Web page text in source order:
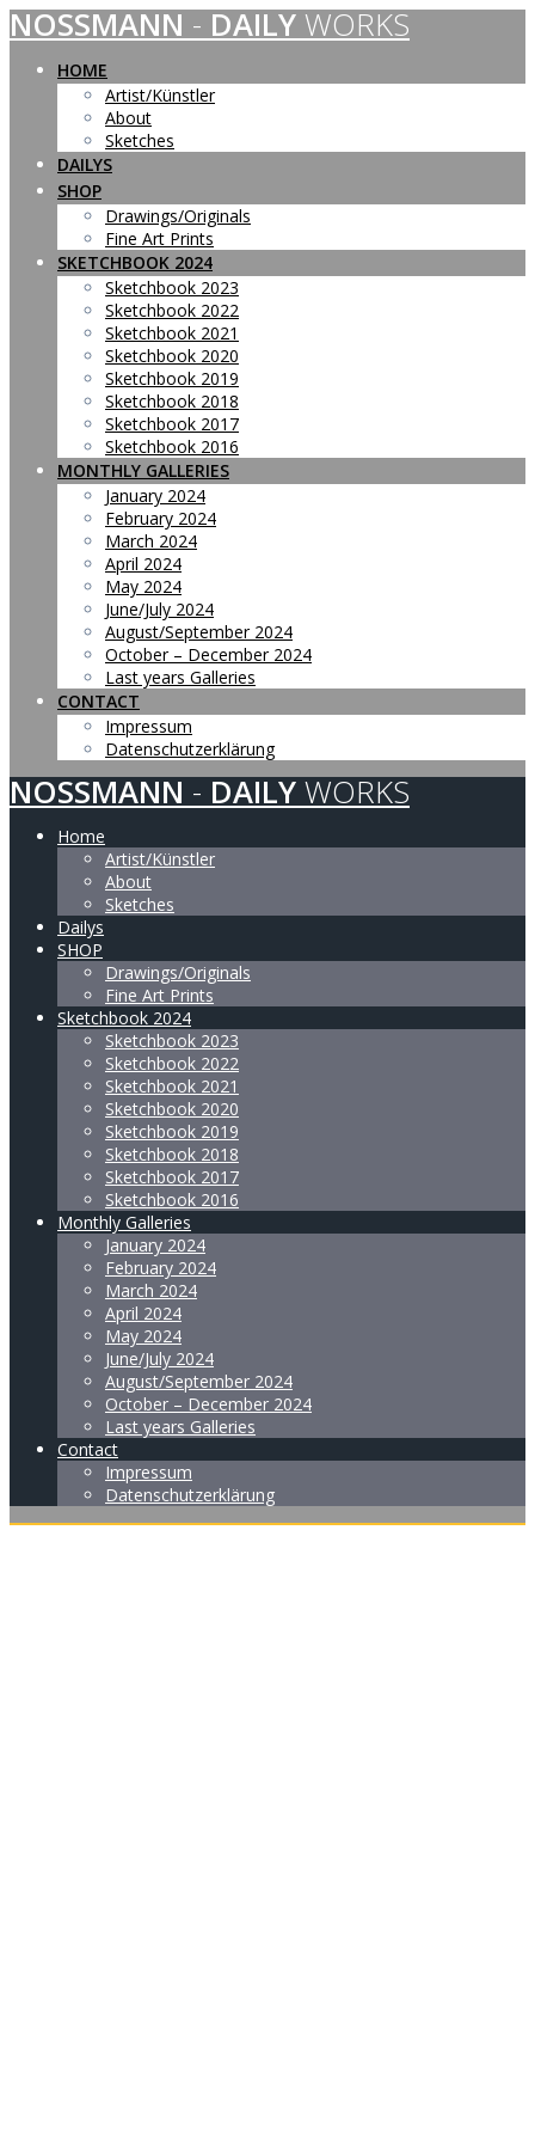
Skip
to
content
NOSSMANN - DAILY WORKS
HOME
Artist/Künstler
About
Sketches
DAILYS
SHOP
Drawings/Originals
Fine Art Prints
SKETCHBOOK 2024
Sketchbook 2023
Sketchbook 2022
Sketchbook 2021
Sketchbook 2020
Sketchbook 2019
Sketchbook 2018
Sketchbook 2017
Sketchbook 2016
MONTHLY GALLERIES
January 2024
February 2024
March 2024
April 2024
May 2024
June/July 2024
August/September 2024
October – December 2024
Last years Galleries
CONTACT
Impressum
Datenschutzerklärung
NOSSMANN - DAILY WORKS
Home
Artist/Künstler
About
Sketches
Dailys
SHOP
Drawings/Originals
Fine Art Prints
Sketchbook 2024
Sketchbook 2023
Sketchbook 2022
Sketchbook 2021
Sketchbook 2020
Sketchbook 2019
Sketchbook 2018
Sketchbook 2017
Sketchbook 2016
Monthly Galleries
January 2024
February 2024
March 2024
April 2024
May 2024
June/July 2024
August/September 2024
October – December 2024
Last years Galleries
Contact
Impressum
Datenschutzerklärung